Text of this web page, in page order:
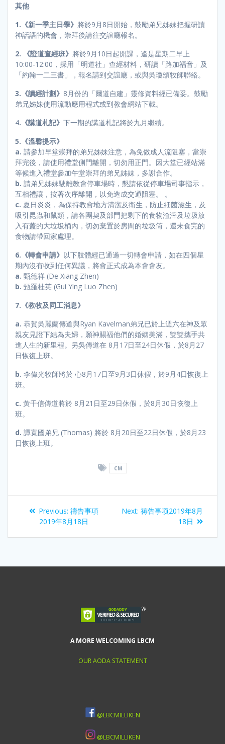
其他
1.《新一季主日學》 將於9月8日開始，鼓勵弟兄姊妹把握研讀
神話語的機會，崇拜後請往交誼廳報名。
2.
《證道查經班》 將於9月10日起開課，逢是星期二早上
10:00-12:00，採用「明道社」查經材料，研讀「路加福音」及
「約翰一二三書」，報名請到交誼廰，或與吳瓊頌牧師聯絡。
3.《讀經計劃》 8月份的「爾道自建」靈修資料經已備妥。鼓勵
弟兄姊妹使用流動應用程式或到教會網站下載。
4.《講道札記》 下一期的講道札記將於九月繼續。
5.《溫馨提示》
a. 請參加早堂崇拜的弟兄姊妹注意，為免做成人流阻塞，當崇
拜完後，請使用禮堂側門離開，切勿用正門。因大堂已經站滿
等候進入禮堂參加午堂崇拜的弟兄姊妹，多謝合作。
b. 請弟兄姊妹駛離教會停車場時，懇請依從停車場司事指示，
互相禮讓，按著次序離開，以免造成交通阻塞。 。
c. 夏日炎炎，為保持教會地方清潔及衛生，防止細菌滋生，及
吸引昆蟲和鼠類，請各團契及部門把剩下的食物渣滓及垃圾放
入有蓋的大垃圾桶內，切勿棄置於房間的垃圾筒，還未食完的
食物請帶回家處理。
6.《轉會申請》 以下肢體經已通過一切轉會申請，如在四個星
期內沒有收到任何異議，將會正式成為本會會友。
a. 甄德祥 (De Xiang Zhen)
b. 甄羅桂英 (Gui Ying Luo Zhen)
7.《教牧及同工消息》
a. 恭賀吳麗蘭傳道與Ryan Kavelman弟兄已於上週六在神及眾
親友見證下結為夫婦，願神賜福他們的婚姻美滿，雙雙攜手共
進人生的新里程。另吳傳道在 8月17日至24日休假，於8月27
日恢復上班。
b. 李偉光牧師將於 心8月17日至9月3日休假，於9月4日恢復上
班。
c. 黃千信傳道將於 8月21日至29日休假，於8月30日恢復上
班。
d. 譚寛國弟兄 (Thomas) 將於 8月20日至22日休假，於8月23
日恢復上班。
CM
Previous: 禱告事項
2019年8月18日
Next: 祷告事项2019年8月
18日
A MORE WELCOMING LBCM
OUR AODA STATEMENT
@LBCMILLIKEN
@LBCMILLIKEN